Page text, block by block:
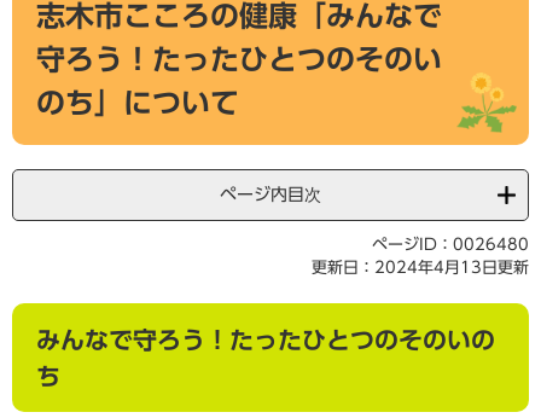
志木市こころの健康「みんなで
守ろう！たったひとつのそのい
のち」について
ページ内目次
ページID：0026480
更新日：2024年4月13日更新
みんなで守ろう！たったひとつのそのいの
ち